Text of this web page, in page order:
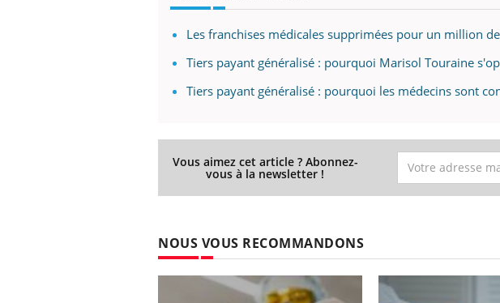
Les franchises médicales supprimées pour un million
Tiers payant généralisé : pourquoi Marisol Touraine
Tiers payant généralisé : pourquoi les médecins sont
Vous aimez cet article ? Abonnez-
vous à la newsletter !
NOUS VOUS RECOMMANDONS